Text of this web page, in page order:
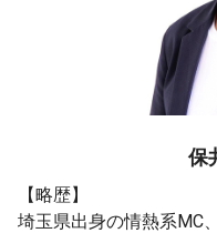
保
【略歴】
埼玉県出身の情熱系MC